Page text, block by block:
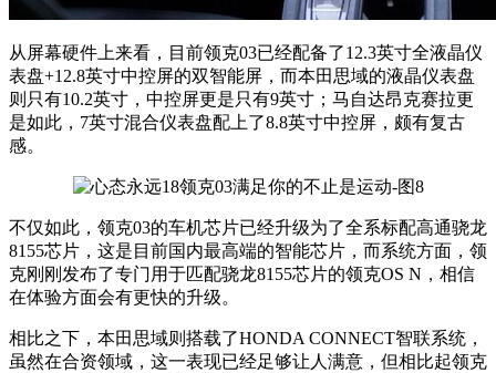
从屏幕硬件上来看，目前领克03已经配备了12.3英寸全液晶仪
表盘+12.8英寸中控屏的双智能屏，而本田思域的液晶仪表盘
则只有10.2英寸，中控屏更是只有9英寸；马自达昂克赛拉更
是如此，7英寸混合仪表盘配上了8.8英寸中控屏，颇有复古
感。
不仅如此，领克03的车机芯片已经升级为了全系标配高通骁龙
8155芯片，这是目前国内最高端的智能芯片，而系统方面，领
克刚刚发布了专门用于匹配骁龙8155芯片的领克OS N，相信
在体验方面会有更快的升级。
相比之下，本田思域则搭载了HONDA CONNECT智联系统，
虽然在合资领域，这一表现已经足够让人满意，但相比起领克